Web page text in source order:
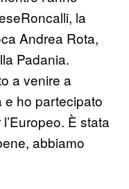
la
Andrea Rota,
Padania.
a venire a
ho partecipato
È stata
abbiamo